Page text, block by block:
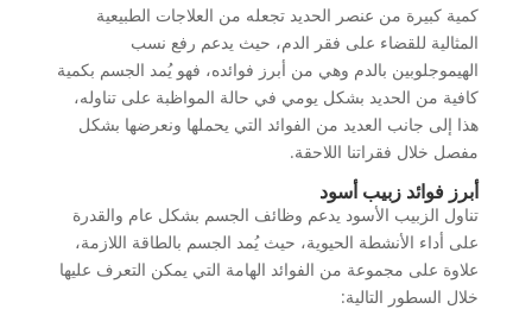
كمية كبيرة من عنصر الحديد تجعله من العلاجات الطبيعية
المثالية للقضاء على فقر الدم، حيث يدعم رفع نسب
الهيموجلوبين بالدم وهي من أبرز فوائده، فهو يُمد الجسم بكمية
كافية من الحديد بشكل يومي في حالة المواظبة على تناوله،
هذا إلى جانب العديد من الفوائد التي يحملها ونعرضها بشكل
مفصل خلال فقراتنا اللاحقة.
أبرز فوائد زبيب أسود
تناول الزبيب الأسود يدعم وظائف الجسم بشكل عام والقدرة
على أداء الأنشطة الحيوية، حيث يُمد الجسم بالطاقة اللازمة،
علاوة على مجموعة من الفوائد الهامة التي يمكن التعرف عليها
خلال السطور التالية: